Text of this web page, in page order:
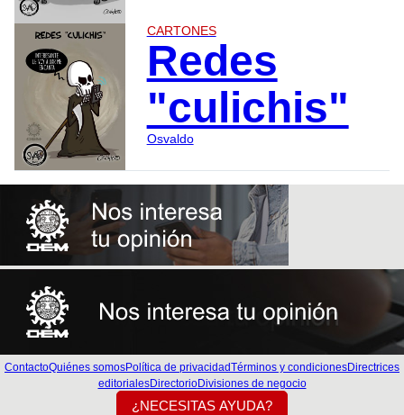
CARTONES
Redes
"culichis"
Osvaldo
ContactoQuiénes somosPolítica de privacidadTérminos y condicionesDirectrices
editorialesDirectorioDivisiones de negocio
¿NECESITAS AYUDA?